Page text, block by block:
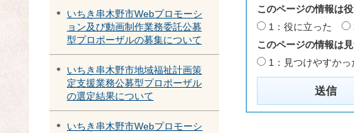
いちき串木野市Webプロモーシ
ョン及び動画制作業務委託公募
型プロポーザルの募集について
いちき串木野市地域福祉計画策
定支援業務公募型プロポーザル
の選定結果について
いちき串木野市Webプロモーシ
このページの情報は
1：役に立った
このページの情報は
1：見つけやすかっ